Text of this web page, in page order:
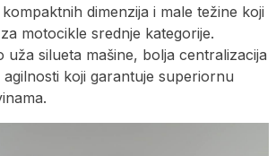
dimenzija i male težine koji
motocikle srednje kategorije.
uža silueta mašine, bolja centralizacija
agilnosti koji garantuje superiornu